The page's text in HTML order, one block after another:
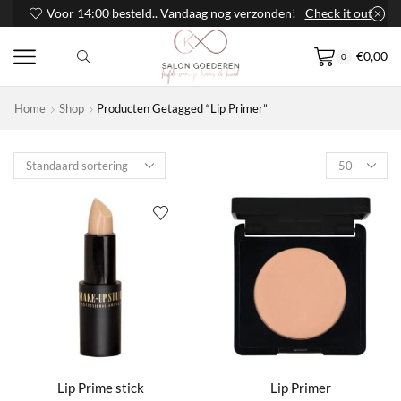
Voor 14:00 besteld.. Vandaag nog verzonden! Check it out
0 €0,00
Home Shop Producten Getagged “Lip Primer”
Products
per
Lip Prime stick Lip Primer